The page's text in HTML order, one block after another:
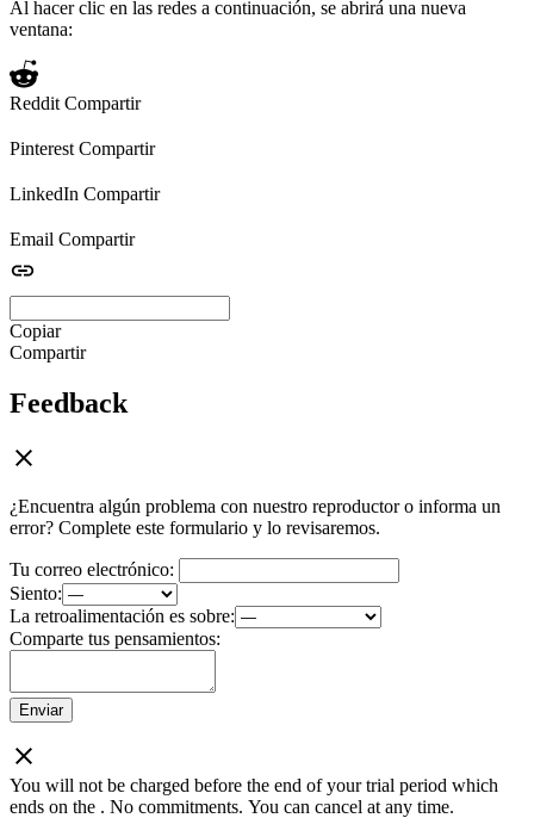
Al hacer clic en las redes a continuación, se abrirá una nueva
ventana:
Reddit Compartir
Pinterest Compartir
LinkedIn Compartir
Email Compartir
Copiar
Compartir
Feedback
¿Encuentra algún problema con nuestro reproductor o informa un
error? Complete este formulario y lo revisaremos.
Tu correo electrónico:
Siento:
La retroalimentación es sobre:
Comparte tus pensamientos:
Enviar
You will not be charged before the end of your trial period which
ends on the . No commitments. You can cancel at any time.